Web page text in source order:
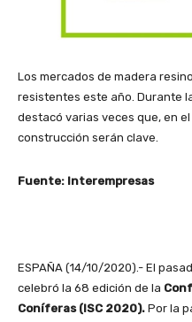
Los mercados de madera
resistentes este año. Durante
destacó varias veces que, en
construcción serán clave.
Fuente: Interempresas
ESPAÑA (14/10/2020).- El
celebró la 68 edición de la
Coníferas (ISC 2020). Por la